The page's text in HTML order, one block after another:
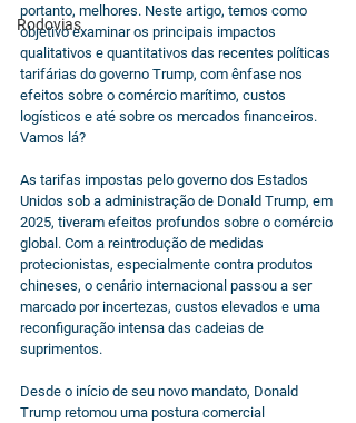
Rodovias
portanto, melhores. Neste artigo, temos como
objetivo examinar os principais impactos
qualitativos e quantitativos das recentes políticas
tarifárias do governo Trump, com ênfase nos
efeitos sobre o comércio marítimo, custos
logísticos e até sobre os mercados financeiros.
Vamos lá?
As tarifas impostas pelo governo dos Estados
Unidos sob a administração de Donald Trump, em
2025, tiveram efeitos profundos sobre o comércio
global. Com a reintrodução de medidas
protecionistas, especialmente contra produtos
chineses, o cenário internacional passou a ser
marcado por incertezas, custos elevados e uma
reconfiguração intensa das cadeias de
suprimentos.
Desde o início de seu novo mandato, Donald
Trump retomou uma postura comercial